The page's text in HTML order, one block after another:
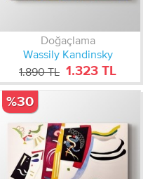
Doğaçlama
Wassily Kandinsky
1.890 TL 1.323 TL
%30